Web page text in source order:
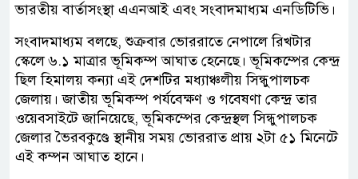
ভারতীয় বার্তাসংস্থা এএনআই এবং সংবাদমাধ্যম এনডিটিভি।
সংবাদমাধ্যম বলছে, শুক্রবার ভোররাতে নেপালে রিখটার
স্কেলে ৬.১ মাত্রার ভূমিকম্প আঘাত হেনেছে। ভূমিকম্পের কেন্দ্র
ছিল হিমালয় কন্যা এই দেশটির মধ্যাঞ্চলীয় সিন্ধুপালচক
জেলায়। জাতীয় ভূমিকম্প পর্যবেক্ষণ ও গবেষণা কেন্দ্র তার
ওয়েবসাইটে জানিয়েছে, ভূমিকম্পের কেন্দ্রস্থল সিন্ধুপালচক
জেলার ভৈরবকুণ্ডে স্থানীয় সময় ভোররাত প্রায় ২টা ৫১ মিনেটে
এই কম্পন আঘাত হানে।